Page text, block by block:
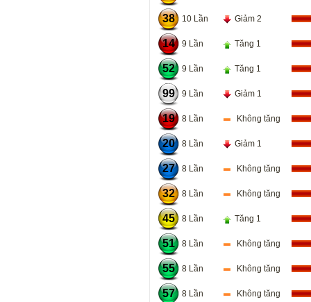
38 10 Lần Giảm 2
14 9 Lần Tăng 1
52 9 Lần Tăng 1
99 9 Lần Giảm 1
19 8 Lần Không tăng
20 8 Lần Giảm 1
27 8 Lần Không tăng
32 8 Lần Không tăng
45 8 Lần Tăng 1
51 8 Lần Không tăng
55 8 Lần Không tăng
57 8 Lần Không tăng